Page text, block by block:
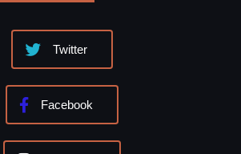
Twitter
Facebook